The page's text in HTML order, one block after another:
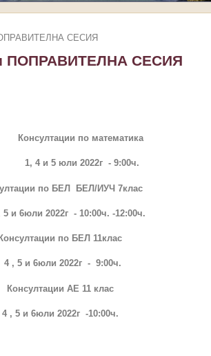
СЕСИЯ
ПОПРАВИТЕЛНА СЕСИЯ
Консултации по математика
1, 4 и 5 юли 2022г - 9:00ч.
по БЕЛ БЕЛ/ИУЧ 7клас
5 и 6юли 2022г - 10:00ч. -12:00ч.
Консултации по БЕЛ 11клас
4 , 5 и 6юли 2022г - 9:00ч.
Консултации АЕ 11 клас
4 , 5 и 6юли 2022г -10:00ч.